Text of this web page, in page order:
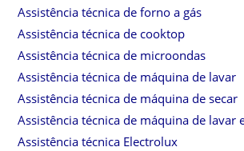
Assistência técnica de forno a gás
Assistência técnica de cooktop
Assistência técnica de microondas
Assistência técnica de máquina de lavar
Assistência técnica de máquina de secar
Assistência técnica de máquina de lavar
Assistência técnica Electrolux